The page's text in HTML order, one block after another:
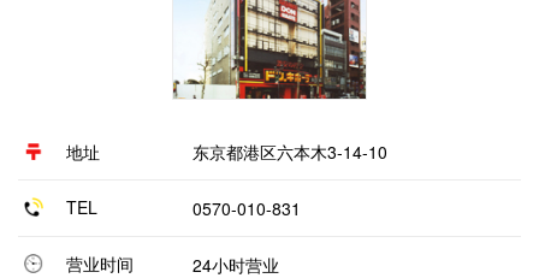
地址 东京都港区六本木3-14-10
TEL 0570-010-831
营业时间 24小时营业